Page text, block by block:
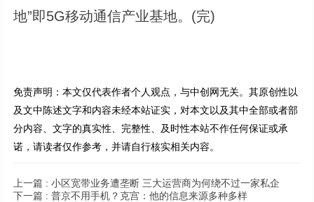
地”即5G移动通信产业基地。(完)
免责声明：本文仅代表作者个人观点，与中创网无关。其原创性以
及文中陈述文字和内容未经本站证实，对本文以及其中全部或者部
分内容、文字的真实性、完整性、及时性本站不作任何保证或承
诺，请读者仅作参考，并请自行核实相关内容。
上一篇 : 小区宽带业务遭垄断 三大运营商为何绕不过一家私企
下一篇 : 普京不用手机？克宫：他的信息来源多种多样